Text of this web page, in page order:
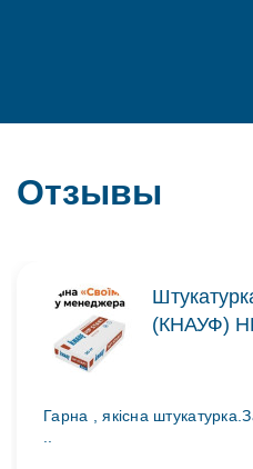
Отзывы
(КНАУФ)
Гарна , якісна
..